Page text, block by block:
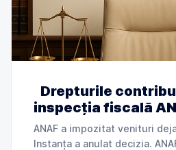
Drepturile
inspecția fiscală
ANAF a impozitat venituri
Instanța a anulat decizia. ANAF a impus obligații